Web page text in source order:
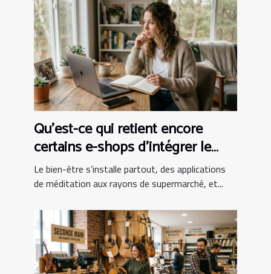
Qu’est-ce qui retient encore
certains e-shops d’intégrer le
bien-être au panier ?
Le bien-être s’installe partout, des applications
de méditation aux rayons de supermarché, et...